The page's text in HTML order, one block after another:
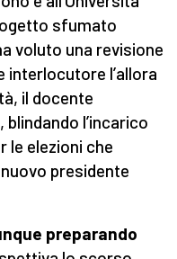
sfumato
voluto una revisione
interlocutore l’allora
il docente
l’incarico
le elezioni che
presidente
preparando